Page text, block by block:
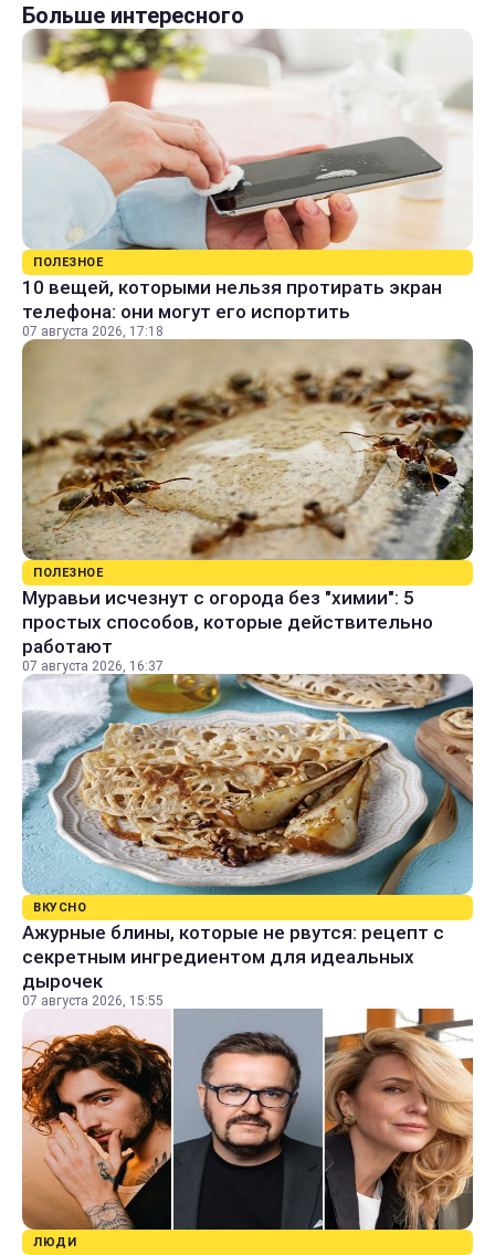
Больше интересного
ПОЛЕЗНОЕ
10 вещей, которыми нельзя протирать экран
телефона: они могут его испортить
07 августа 2026, 17:18
ПОЛЕЗНОЕ
Муравьи исчезнут с огорода без "химии": 5
простых способов, которые действительно
работают
07 августа 2026, 16:37
ВКУСНО
Ажурные блины, которые не рвутся: рецепт с
секретным ингредиентом для идеальных
дырочек
07 августа 2026, 15:55
ЛЮДИ